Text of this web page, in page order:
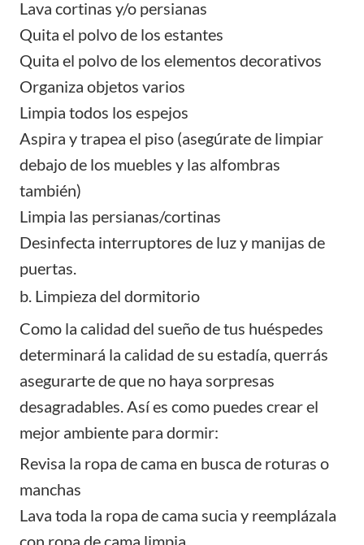
Lava cortinas y/o persianas
Quita el polvo de los estantes
Quita el polvo de los elementos decorativos
Organiza objetos varios
Limpia todos los espejos
Aspira y trapea el piso (asegúrate de limpiar
debajo de los muebles y las alfombras
también)
Limpia las persianas/cortinas
Desinfecta interruptores de luz y manijas de
puertas.
b. Limpieza del dormitorio
Como la calidad del sueño de tus huéspedes
determinará la calidad de su estadía, querrás
asegurarte de que no haya sorpresas
desagradables. Así es como puedes crear el
mejor ambiente para dormir:
Revisa la ropa de cama en busca de roturas o
manchas
Lava toda la ropa de cama sucia y reemplázala
con ropa de cama limpia